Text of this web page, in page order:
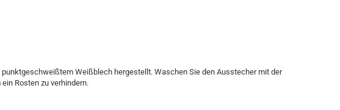
Weißblech hergestellt. Waschen Sie den Ausstecher mit der
Rosten zu verhindern.